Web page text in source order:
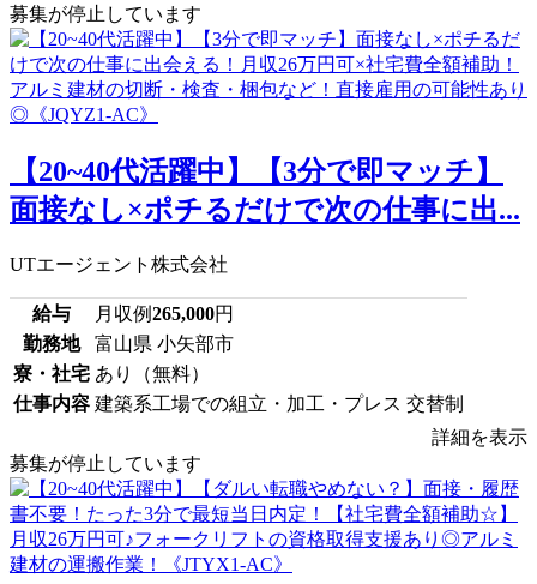
募集が停止しています
【20~40代活躍中】【3分で即マッチ】
面接なし×ポチるだけで次の仕事に出...
UTエージェント株式会社
給与 月収例265,000円
勤務地
富山県 小矢部市
寮・社宅 あり（無料）
仕事内容 建築系工場での組立・加工・プレス 交替制
詳細を表示
募集が停止しています